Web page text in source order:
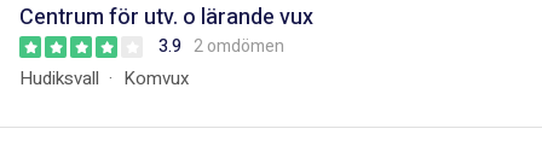
Centrum för utv. o lärande vux
3.9 2 omdömen
Hudiksvall Komvux